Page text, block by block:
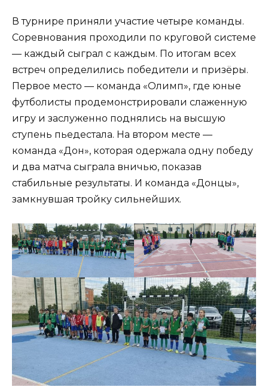
В турнире приняли участие четыре команды.
Соревнования проходили по круговой системе
— каждый сыграл с каждым. По итогам всех
встреч определились победители и призёры.
Первое место — команда «Олимп», где юные
футболисты продемонстрировали слаженную
игру и заслуженно поднялись на высшую
ступень пьедестала. На втором месте —
команда «Дон», которая одержала одну победу
и два матча сыграла вничью, показав
стабильные результаты. И команда «Донцы»,
замкнувшая тройку сильнейших.